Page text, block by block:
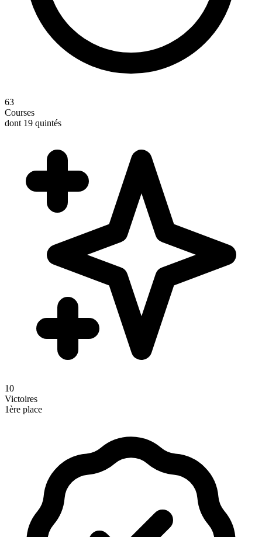
63
Courses
dont 19 quintés
10
Victoires
1ère place